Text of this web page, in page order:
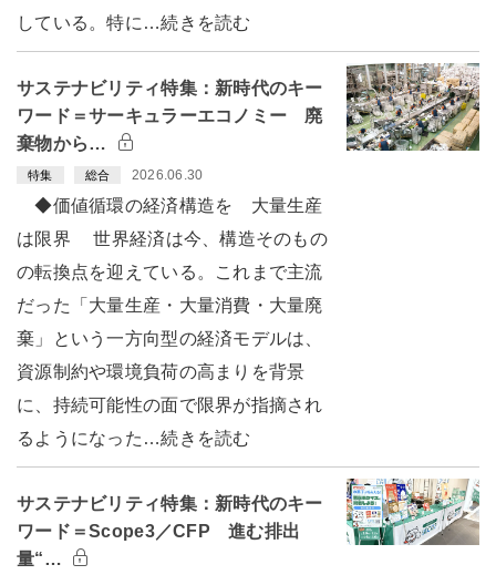
している。特に…続きを読む
サステナビリティ特集：新時代のキー
ワード＝サーキュラーエコノミー 廃
棄物から…
特集 総合 2026.06.30
◆価値循環の経済構造を 大量生産
は限界 世界経済は今、構造そのもの
の転換点を迎えている。これまで主流
だった「大量生産・大量消費・大量廃
棄」という一方向型の経済モデルは、
資源制約や環境負荷の高まりを背景
に、持続可能性の面で限界が指摘され
るようになった…続きを読む
サステナビリティ特集：新時代のキー
ワード＝Scope3／CFP 進む排出
量“…